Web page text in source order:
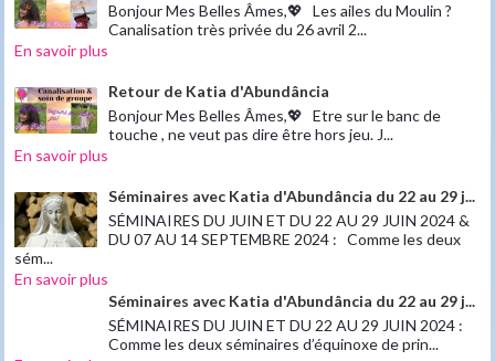
Bonjour Mes Belles Âmes,💖 Les ailes du Moulin ?
Canalisation très privée du 26 avril 2...
En savoir plus
Retour de Katia d'Abundância
Bonjour Mes Belles Âmes,💖 Etre sur le banc de
touche , ne veut pas dire être hors jeu. J...
En savoir plus
Séminaires avec Katia d'Abundância du 22 au 29 j...
SÉMINAIRES DU JUIN ET DU 22 AU 29 JUIN 2024 &
DU 07 AU 14 SEPTEMBRE 2024 : Comme les deux
sém...
En savoir plus
Séminaires avec Katia d'Abundância du 22 au 29 j...
SÉMINAIRES DU JUIN ET DU 22 AU 29 JUIN 2024 :
Comme les deux séminaires d’équinoxe de prin...